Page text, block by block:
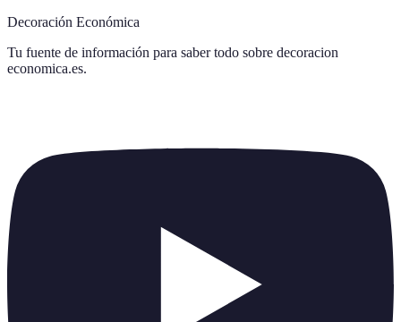
Decoración Económica
Tu fuente de información para saber todo sobre decoracion
economica.es.